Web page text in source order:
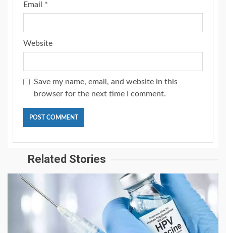
Email *
Website
Save my name, email, and website in this
browser for the next time I comment.
Related Stories